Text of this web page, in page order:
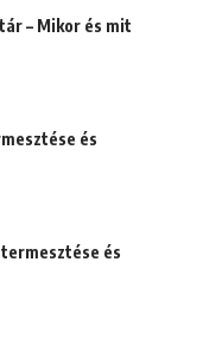
– Mikor és mit
és
és